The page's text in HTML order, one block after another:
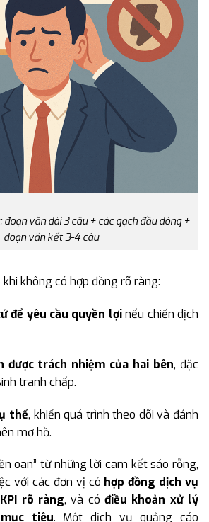
văn dài 3 câu + các gạch đầu dòng +
đoạn văn kết 3-4 câu
không có hợp đồng rõ ràng:
để yêu cầu quyền lợinếu chiến dịch
được trách nhiệm của hai bên, đặc
tranh chấp.
thể, khiến quá trình theo dõi và đánh
mơ hồ.
oan” từ những lời cam kết sáo rỗng,
với các đơn vị có hợp đồng dịch vụ
rõ ràng, và cóđiều khoản xử lý
tiêu. Một dịch vụ quảng cáo